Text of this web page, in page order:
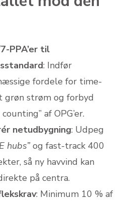
PPA’er til
: Indfør
fordele for time-
grøn strøm og forbyd
af OPG’er.
netudbygning: Udpeg
hubs”og fast-track 400
så ny havvind kan
på centra.
: Minimum 10 % af